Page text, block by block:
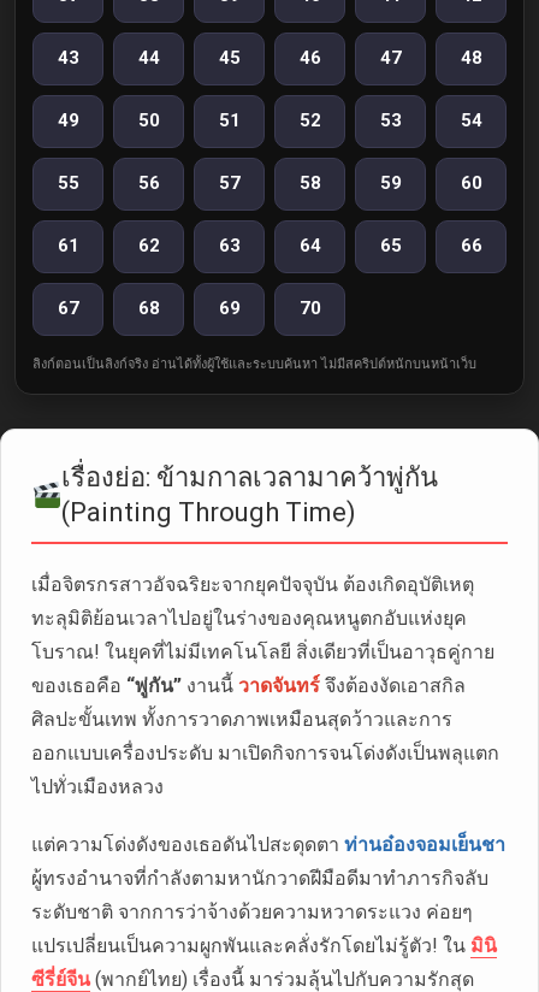
43 44 45 46 47 48
49 50 51 52 53 54
55 56 57 58 59 60
61 62 63 64 65 66
67 68 69 70
ลิงก์ตอนเป็นลิงก์จริง อ่านได้ทั้งผู้ใช้และระบบค้นหา ไม่มีสคริปต์หนักบนหน้าเว็บ
เรื่องย่อ: ข้ามกาลเวลามาคว้าพู่กัน
(Painting Through Time)
เมื่อจิตรกรสาวอัจฉริยะจากยุคปัจจุบัน ต้องเกิดอุบัติเหตุ
ทะลุมิติย้อนเวลาไปอยู่ในร่างของคุณหนูตกอับแห่งยุค
โบราณ! ในยุคที่ไม่มีเทคโนโลยี สิ่งเดียวที่เป็นอาวุธคู่กาย
ของเธอคือ “พู่กัน” งานนี้ วาดจันทร์ จึงต้องงัดเอาสกิล
ศิลปะขั้นเทพ ทั้งการวาดภาพเหมือนสุดว้าวและการ
ออกแบบเครื่องประดับ มาเปิดกิจการจนโด่งดังเป็นพลุแตก
ไปทั่วเมืองหลวง
แต่ความโด่งดังของเธอดันไปสะดุดตา ท่านอ๋องจอมเย็นชา
ผู้ทรงอำนาจที่กำลังตามหานักวาดฝีมือดีมาทำภารกิจลับ
ระดับชาติ จากการว่าจ้างด้วยความหวาดระแวง ค่อยๆ
แปรเปลี่ยนเป็นความผูกพันและคลั่งรักโดยไม่รู้ตัว! ใน มินิ
ซีรี่ย์จีน(พากย์ไทย) เรื่องนี้ มาร่วมลุ้นไปกับความรักสุด